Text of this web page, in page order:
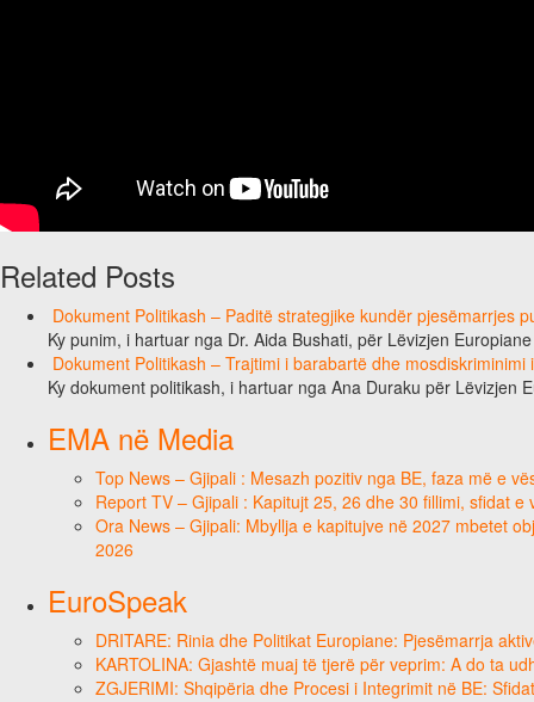
Related Posts
Dokument Politikash – Paditë strategjike kundër pjesëmarrjes
Ky punim, i hartuar nga Dr. Aida Bushati, për Lëvizjen
Dokument Politikash – Trajtimi i barabartë dhe
Ky dokument politikash, i hartuar nga Ana Duraku për Lëvizjen
EMA në Media
Top News – Gjipali : Mesazh pozitiv nga BE, faza më e
Report TV – Gjipali : Kapitujt 25, 26 dhe 30 fillimi, sfidat
Ora News – Gjipali: Mbyllja e kapitujve në 2027 mbetet
2026
EuroSpeak
DRITARE: Rinia dhe Politikat Europiane: Pjesëmarrja
KARTOLINA: Gjashtë muaj të tjerë për veprim: A do ta
ZGJERIMI: Shqipëria dhe Procesi i Integrimit në BE: